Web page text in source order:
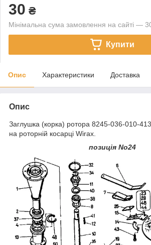
30 ₴
Мінімальна сума замовлення на сайті —
Купити
Опис Характеристики Доставка
Опис
Заглушка (корка) ротора 8245-036-010-
на роторній косарці Wirax.
позиція No24